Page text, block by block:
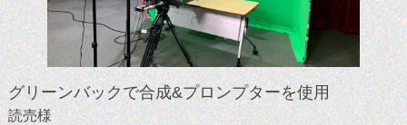
グリーンバックで合成&プロンプターを使用
読売様